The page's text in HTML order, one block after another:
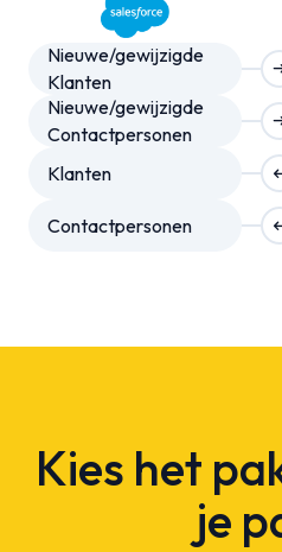
Nieuwe/gewijzigde
Klanten
Nieuwe/gewijzigde
Contactpersonen
Klanten
Contactpersonen
Kies het
je